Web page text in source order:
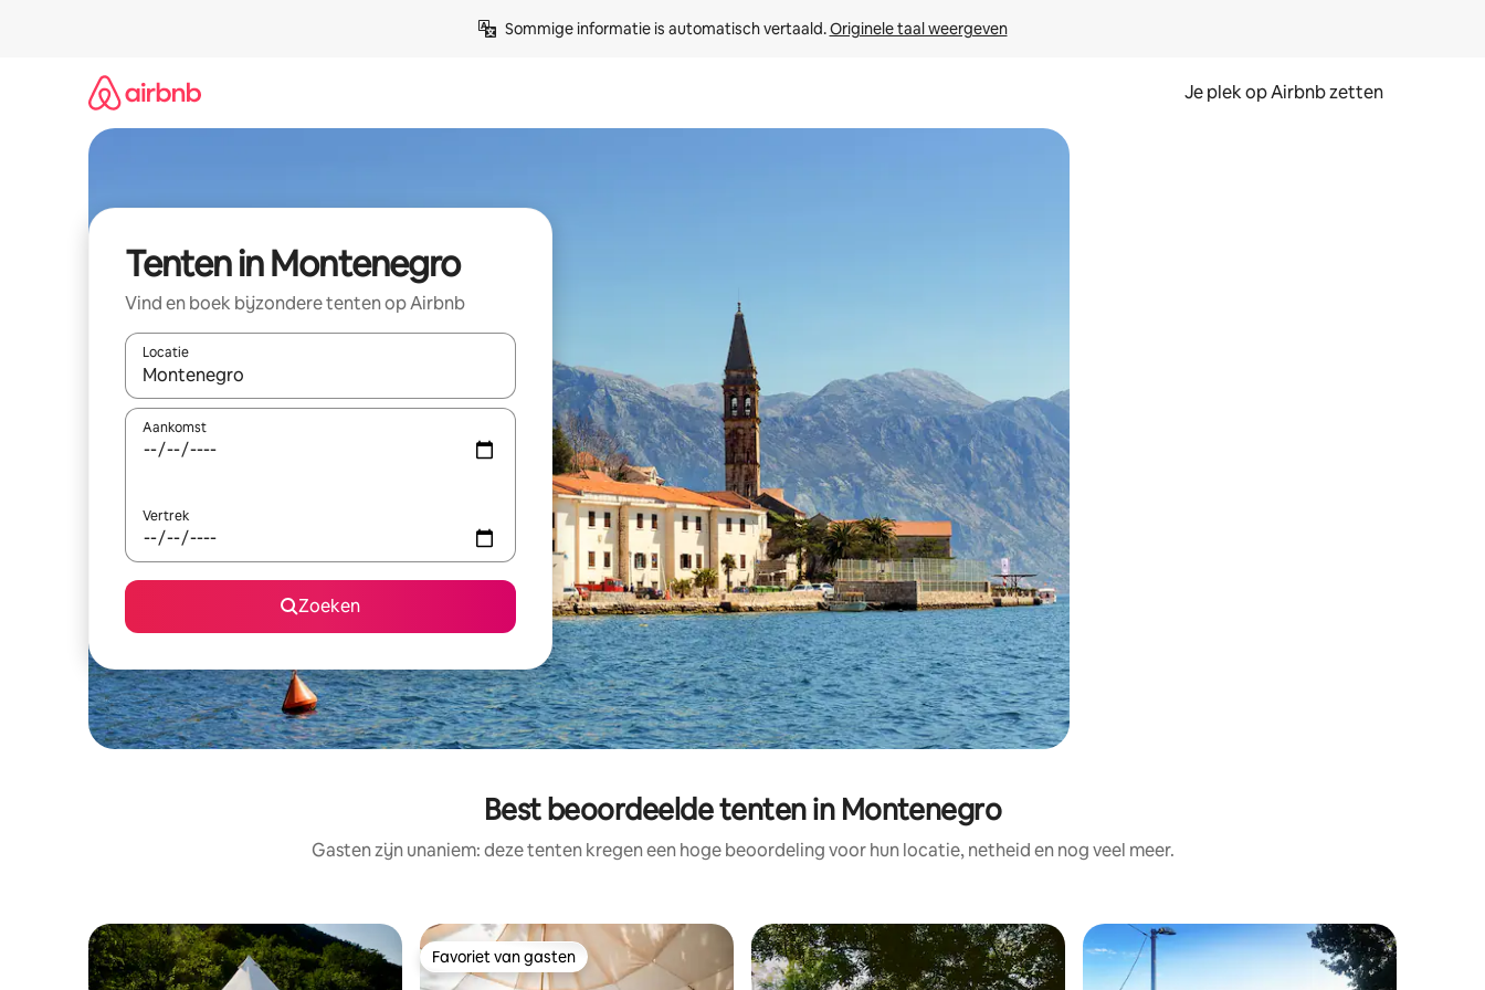
Sommige informatie is automatisch vertaald. Originele taal weergeven
Je plek op Airbnb zetten
Tenten in Montenegro
Vind en boek bijzondere tenten op Airbnb
Locatie
Wanneer er resultaten beschikbaar zijn, maak je een keuze met je de pijltjestoetsen omhoog en omlaag, óf door te tikken of swipen.
Aankomst
Vertrek
Zoeken
Best beoordeelde tenten in Montenegro
Gasten zijn unaniem: deze tenten kregen een hoge beoordeling voor hun locatie, netheid en nog veel meer.
Favoriet van gasten
Favoriet van gasten